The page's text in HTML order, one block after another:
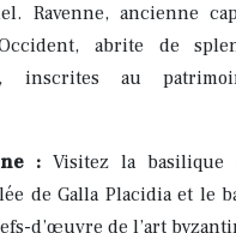
Ravenne, ancienne
abrite de
inscrites au
:Visitez la basilique
de Galla Placidia et le
d’œuvre de l’art